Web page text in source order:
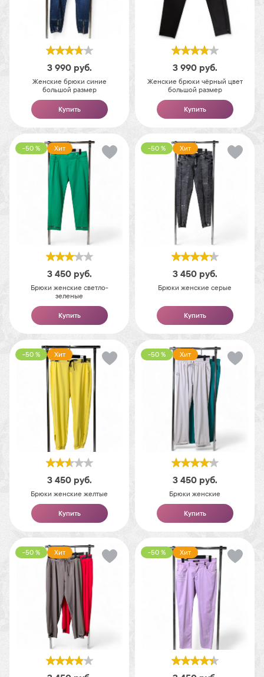
3 990 руб.
Женские брюки синие
большой размер
Купить
3 990 руб.
Женские брюки чёрный цвет
большой размер
Купить
-50 % Хит
3 450 руб.
Брюки женские светло-
зеленые
Купить
-50 % Хит
3 450 руб.
Брюки женские серые
Купить
-50 % Хит
3 450 руб.
Брюки женские желтые
Купить
-50 % Хит
3 450 руб.
Брюки женские
Купить
-50 % Хит -50 % Хит